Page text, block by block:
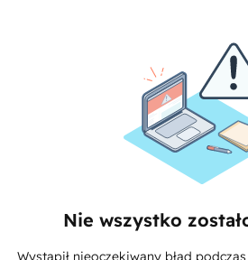
Nie wszystko
Wystąpił nieoczekiwany błąd